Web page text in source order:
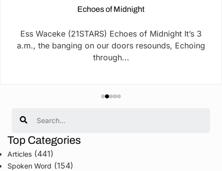
Echoes of Midnight
Ess Waceke (21STARS) Echoes of Midnight It’s 3
a.m., the banging on our doors resounds, Echoing
through...
Top Categories
Articles (441)
Spoken Word (154)